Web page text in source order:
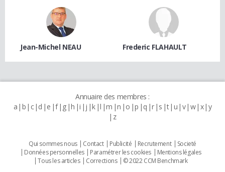
Jean-Michel NEAU Frederic FLAHAULT
Annuaire des membres :
a b c d e f g h i j k l m n o p q r s t u v w x y
z
Qui sommes nous Contact Publicité Recrutement
Societé
Données personnelles
Paramétrer les cookies
Mentions légales
Tous les articles
Corrections © 2022 CCM Benchmark